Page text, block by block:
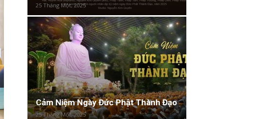
25 Tháng Một, 2025
Cảm Niệm Ngày Đức Phật Thành Đạo
25 Tháng Một, 2025